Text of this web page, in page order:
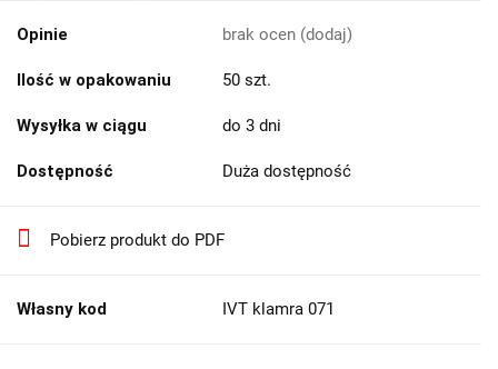
Opinie brak ocen (dodaj)
Ilość w opakowaniu 50 szt.
Wysyłka w ciągu do 3 dni
Dostępność Duża dostępność
Pobierz produkt do PDF
Własny kod IVT klamra 071